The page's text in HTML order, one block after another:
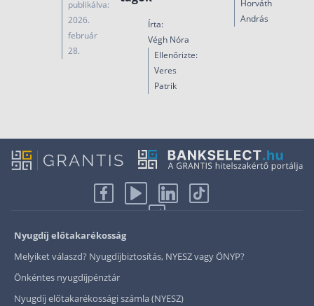
publikálva:
2026.
február
28.
Írta:
Végh Nóra
Ellenőrizte:
Veres
Patrik
Horváth
András
Nyugdíj előtakarékosság
Melyiket válaszd? Nyugdíjbiztosítás, NYESZ vagy ÖNYP?
Önkéntes nyugdíjpénztár
Nyugdíj előtakarékossági számla (NYESZ)